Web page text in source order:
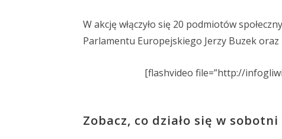
W akcję włączyło się 20 podmiotów
Parlamentu Europejskiego Jerzy Buzek
[flashvideo file=”http://
Zobacz, co działo się w